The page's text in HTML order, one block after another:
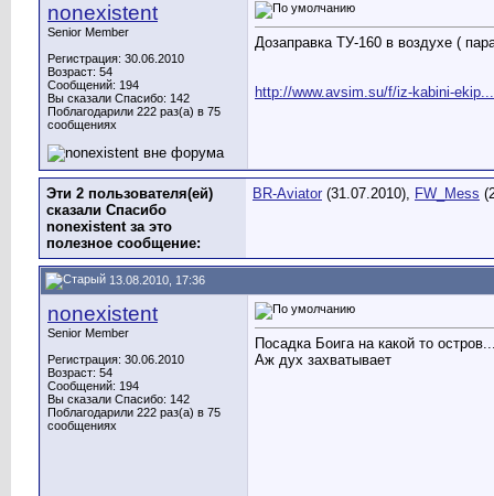
nonexistent
Senior Member
Регистрация: 30.06.2010
Возраст: 54
Сообщений: 194
Вы сказали Спасибо: 142
Поблагодарили 222 раз(а) в 75
сообщениях
Дозаправка ТУ-160 в воздухе (
http://www.avsim.su/f/iz-kabini-
Эти 2 пользователя(ей)
сказали Спасибо
nonexistent за это
полезное сообщение:
BR-Aviator (31.07.2010), FW_Mess
13.08.2010, 17:36
nonexistent
Senior Member
Регистрация: 30.06.2010
Возраст: 54
Сообщений: 194
Вы сказали Спасибо: 142
Поблагодарили 222 раз(а) в 75
сообщениях
Посадка Боига на какой то
Аж дух захватывает